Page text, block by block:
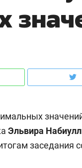
Эльвира
заседания
о
клиентах и